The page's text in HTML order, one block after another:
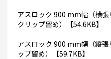
アスロック 900 mm幅（横張
クリップ留め）【54.6KB】
アスロック 900 mm幅（縦張
ップ留め）【59.7KB】